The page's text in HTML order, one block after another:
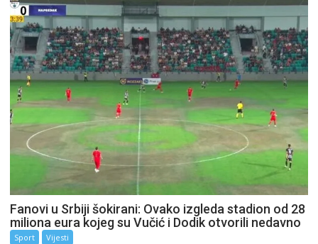
Fanovi u Srbiji šokirani: Ovako izgleda stadion od 28
miliona eura kojeg su Vučić i Dodik otvorili nedavno
Sport Vijesti